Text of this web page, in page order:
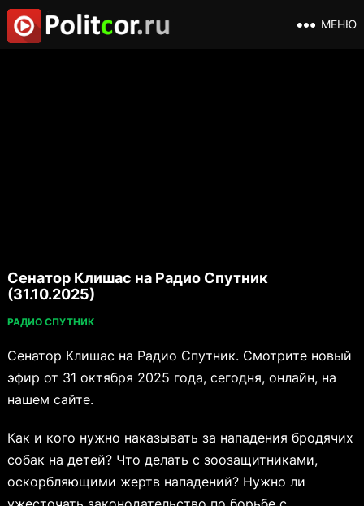
МЕНЮ
Сенатор Клишас на Радио Спутник
(31.10.2025)
РАДИО СПУТНИК
Сенатор Клишас на Радио Спутник. Смотрите новый
эфир от 31 октября 2025 года, сегодня, онлайн, на
нашем сайте.
Как и кого нужно наказывать за нападения бродячих
собак на детей? Что делать с зоозащитниками,
оскорбляющими жертв нападений? Нужно ли